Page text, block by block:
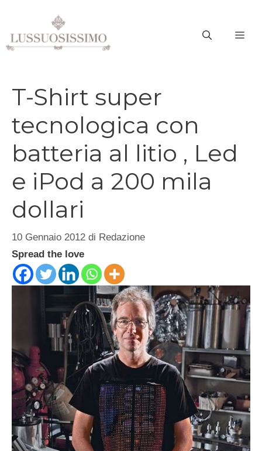
contenuto
T-Shirt super
tecnologica con
batteria al litio , Led
e iPod a 200 mila
dollari
10 Gennaio 2012 di Redazione
Spread the love